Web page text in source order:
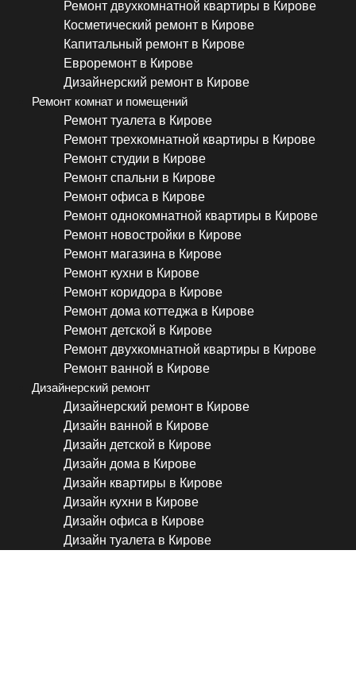
Ремонт двухкомнатной квартиры в Кирове
Косметический ремонт в Кирове
Капитальный ремонт в Кирове
Евроремонт в Кирове
Дизайнерский ремонт в Кирове
Ремонт комнат и помещений
Ремонт туалета в Кирове
Ремонт трехкомнатной квартиры в Кирове
Ремонт студии в Кирове
Ремонт спальни в Кирове
Ремонт офиса в Кирове
Ремонт однокомнатной квартиры в Кирове
Ремонт новостройки в Кирове
Ремонт магазина в Кирове
Ремонт кухни в Кирове
Ремонт коридора в Кирове
Ремонт дома коттеджа в Кирове
Ремонт детской в Кирове
Ремонт двухкомнатной квартиры в Кирове
Ремонт ванной в Кирове
Дизайнерский ремонт
Дизайнерский ремонт в Кирове
Дизайн ванной в Кирове
Дизайн детской в Кирове
Дизайн дома в Кирове
Дизайн квартиры в Кирове
Дизайн кухни в Кирове
Дизайн офиса в Кирове
Дизайн туалета в Кирове